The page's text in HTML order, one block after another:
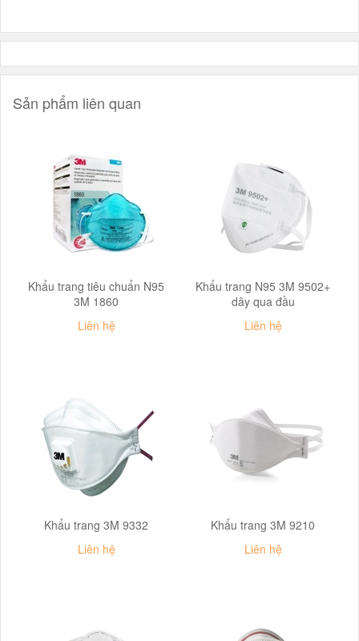
Sản phẩm liên quan
Khẩu trang tiêu chuẩn N95
3M 1860
Liên hệ
Khẩu trang N95 3M 9502+
dây qua đầu
Liên hệ
Khẩu trang 3M 9332
Liên hệ
Khẩu trang 3M 9210
Liên hệ